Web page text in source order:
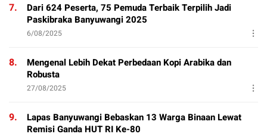
7.
Dari 624 Peserta, 75 Pemuda Terbaik Terpilih Jadi
Paskibraka Banyuwangi 2025
6/08/2025
8.
Mengenal Lebih Dekat Perbedaan Kopi Arabika dan
Robusta
27/08/2025
9.
Lapas Banyuwangi Bebaskan 13 Warga Binaan Lewat
Remisi Ganda HUT RI Ke-80